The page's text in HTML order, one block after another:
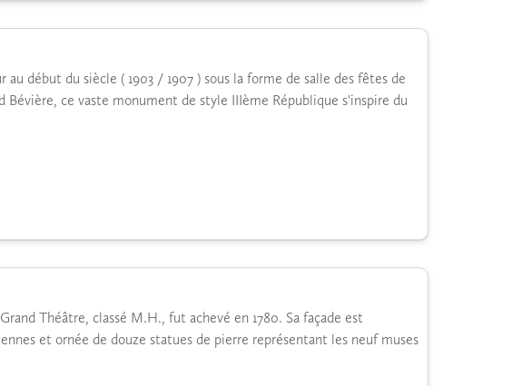
au début du siècle ( 1903 / 1907 ) sous la forme de salle des fêtes de
ce vaste monument de style IIIème République s'inspire du
Théâtre, classé M.H., fut achevé en 1780. Sa façade est
et ornée de douze statues de pierre représentant les neuf muses